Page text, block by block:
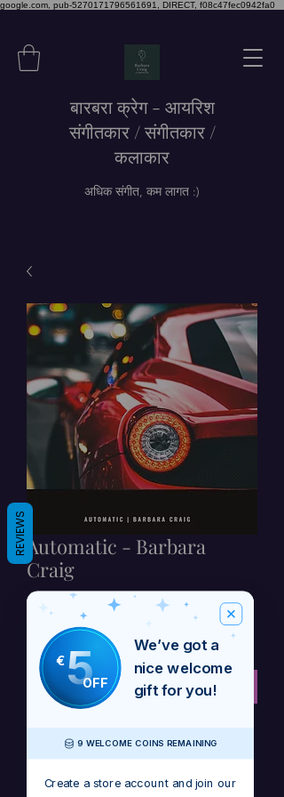
google.com, pub-5270171796561691, DIRECT, f08c47fec0942fa0
बारबरा क्रेग - आयरिश
संगीतकार / संगीतकार /
कलाकार
अधिक संगीत, कम लागत :)
Automatic - Barbara
Craig
£1.29 मूल्य
कर शामिल
कार्ट में जोड़ें
Automatic is a car song officially
released on May 31 on all major
platforms! Get it first here for less!
€5OFF
We’ve got a
nice welcome
gift for you!
9 WELCOME COINS REMAINING
Create a store account and join our
REVIEWS